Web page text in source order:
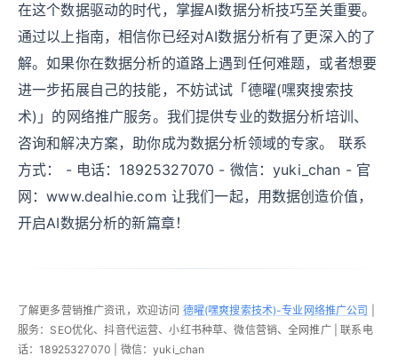
在这个数据驱动的时代，掌握AI数据分析技巧至关重要。
通过以上指南，相信你已经对AI数据分析有了更深入的了
解。如果你在数据分析的道路上遇到任何难题，或者想要
进一步拓展自己的技能，不妨试试「德曜(嘿爽搜索技
术)」的网络推广服务。我们提供专业的数据分析培训、
咨询和解决方案，助你成为数据分析领域的专家。 联系
方式： - 电话：18925327070 - 微信：yuki_chan - 官
网：www.dealhie.com 让我们一起，用数据创造价值，
开启AI数据分析的新篇章！
了解更多营销推广资讯，欢迎访问 德曜(嘿爽搜索技术)-专业网络推广公司
服务：SEO优化、抖音代运营、小红书种草、微信营销、全网推广 | 联系电
话：18925327070 | 微信：yuki_chan